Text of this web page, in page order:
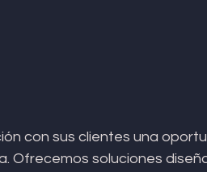
con sus clientes una
Ofrecemos soluciones